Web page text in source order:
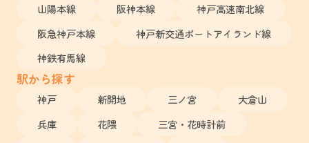
山陽本線
阪神本線
神戸高速南北線
阪急神戸本線
神戸新交通ポートアイランド線
神鉄有馬線
駅から探す
神戸 新開地 三ノ宮
大倉山
兵庫
花隈
三宮・花時計前